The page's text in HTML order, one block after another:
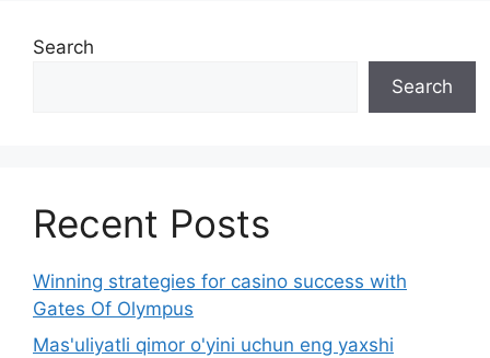
Search
Search
Recent Posts
Winning strategies for casino success with
Gates Of Olympus
Mas'uliyatli qimor o'yini uchun eng yaxshi